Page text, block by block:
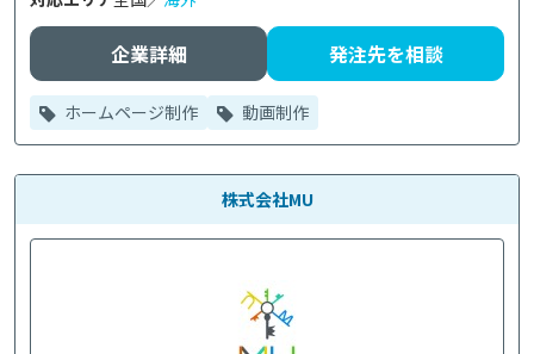
企業詳細 発注先を相談
ホームページ制作 動画制作
株式会社MU